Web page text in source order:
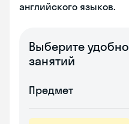
английского языков.
Выберите
занятий
Предмет